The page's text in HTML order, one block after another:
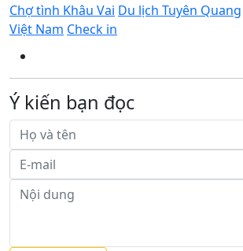
Chợ tình Khâu Vai Du lịch Tuyên Quang
Việt Nam Check in
Ý kiến bạn đọc